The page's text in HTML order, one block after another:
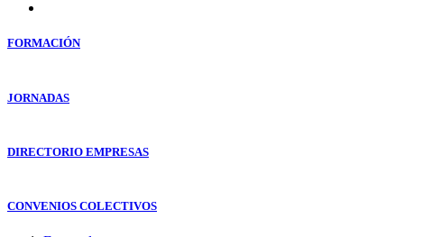
FORMACIÓN
JORNADAS
DIRECTORIO EMPRESAS
CONVENIOS COLECTIVOS